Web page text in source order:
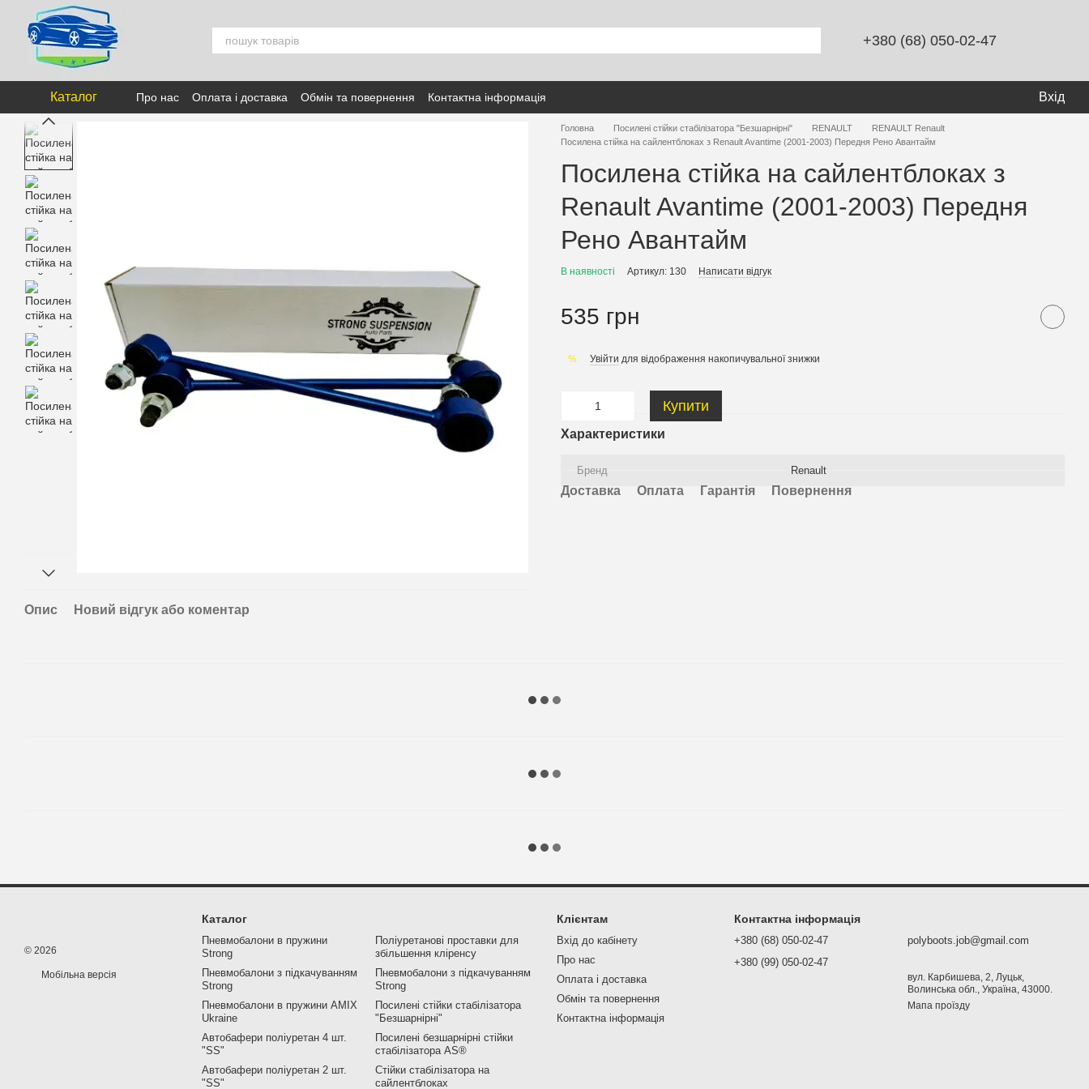
Перейти к основному контенту
+380 (68) 050-02-47
Каталог Про нас Оплата і доставка Обмін та повернення Контактна інформація Вхід
Опис Новий відгук або коментар
Головна Посилені стійки стабілізатора "Безшарнірні" RENAULT
RENAULT Renault
Посилена стійка на сайлентблоках з Renault Avantime (2001-2003) Передня Рено Авантайм
Посилена стійка на сайлентблоках з
Renault Avantime (2001-2003) Передня
Рено Авантайм
В наявності Артикул: 130 Написати відгук
535 грн
% Увійти для відображення накопичувальної знижки
Купити
Характеристики
Бренд Renault
Доставка Оплата Гарантія Повернення
© 2026
Мобільна версія
Каталог
Пневмобалони в пружини
Strong
Пневмобалони з підкачуванням
Strong
Пневмобалони в пружини AMIX
Ukraine
Автобафери поліуретан 4 шт.
"SS"
Автобафери поліуретан 2 шт.
"SS"
Поліуретанові проставки для
збільшення кліренсу
Пневмобалони з підкачуванням
Strong
Посилені стійки стабілізатора
"Безшарнірні"
Посилені безшарнірні стійки
стабілізатора AS®
Стійки стабілізатора на
сайлентблоках
Клієнтам
Вхід до кабінету
Про нас
Оплата і доставка
Обмін та повернення
Контактна інформація
Контактна інформація
+380 (68) 050-02-47
+380 (99) 050-02-47
polyboots.job@gmail.com
вул. Карбишева, 2, Луцьк,
Волинська обл., Україна, 43000.
Мапа проїзду